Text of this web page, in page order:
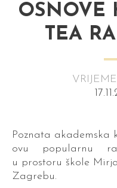
OSNOVE
TEA
Poznata akademska
ovu popularnu
u prostoru škole
Zagrebu.